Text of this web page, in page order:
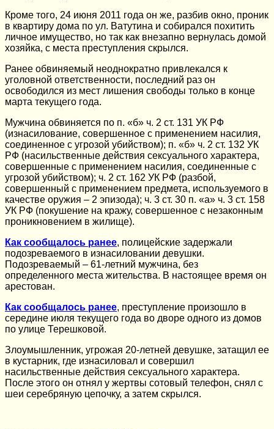
Кроме того, 24 июня 2011 года он же, разбив окно, проник
в квартиру дома по ул. Ватутина и собирался похитить
личное имущество, но так как внезапно вернулась домой
хозяйка, с места преступления скрылся.
Ранее обвиняемый неоднократно привлекался к
уголовной ответственности, последний раз он
освободился из мест лишения свободы только в конце
марта текущего года.
Мужчина обвиняется по п. «б» ч. 2 ст. 131 УК РФ
(изнасилование, совершенное с применением насилия,
соединенное с угрозой убийством); п. «б» ч. 2 ст. 132 УК
РФ (насильственные действия сексуального характера,
совершенные с применением насилия, соединенные с
угрозой убийством); ч. 2 ст. 162 УК РФ (разбой,
совершенный с применением предмета, используемого в
качестве оружия – 2 эпизода); ч. 3 ст. 30 п. «а» ч. 3 ст. 158
УК РФ (покушение на кражу, совершенное с незаконным
проникновением в жилище).
Как сообщалось ранее, полицейские задержали
подозреваемого в изнасиловании девушки.
Подозреваемый – 61-летний мужчина, без
определенного места жительства. В настоящее время он
арестован.
Как сообщалось ранее, преступление произошло в
середине июля текущего года во дворе одного из домов
по улице Терешковой.
Злоумышленник, угрожая 20-летней девушке, затащил ее
в кустарник, где изнасиловал и совершил
насильственные действия сексуального характера.
После этого он отнял у жертвы сотовый телефон, снял с
шеи серебряную цепочку, а затем скрылся.